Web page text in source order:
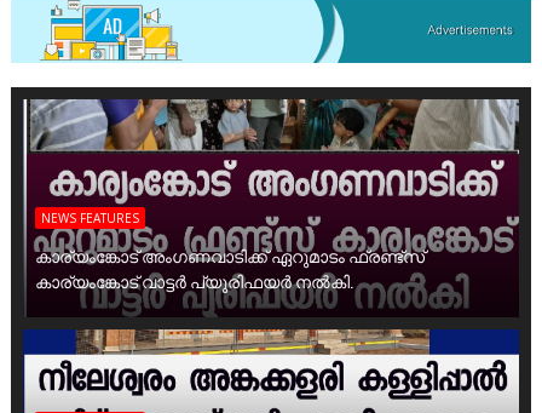
NEWS FEATURES
കാര്യംങ്കോട് അംഗണവാടിക്ക് ഏറുമാടം ഫ്രണ്ട്സ്
കാര്യംങ്കോട് വാട്ടർ പ്യൂരിഫയർ നൽകി.